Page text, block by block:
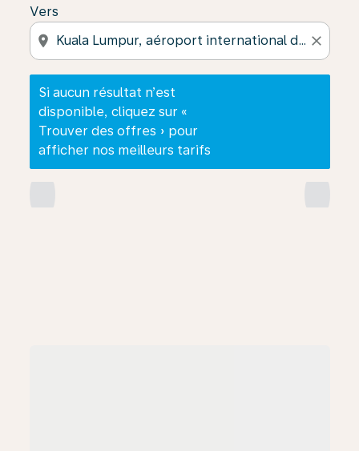
Vers
location_on close
Si aucun résultat n’est
disponible, cliquez sur «
Trouver des offres » pour
afficher nos meilleurs tarifs